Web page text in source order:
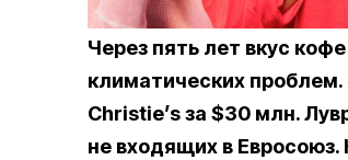
Через пять лет вкус
климатических
Christie’s за $30 млн.
не входящих в